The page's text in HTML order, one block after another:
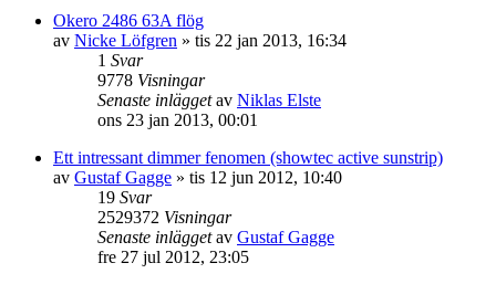
Okero 2486 63A flög
av Nicke Löfgren » tis 22 jan 2013, 16:34
1 Svar
9778 Visningar
Senaste inläggetav Niklas Elste
ons 23 jan 2013, 00:01
Ett intressant dimmer fenomen (showtec active sunstrip)
av Gustaf Gagge » tis 12 jun 2012, 10:40
19 Svar
2529372 Visningar
Senaste inläggetav Gustaf Gagge
fre 27 jul 2012, 23:05